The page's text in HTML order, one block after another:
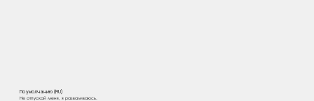
По умолчанию (RU)
Не отпускай меня, я разваливаюсь.